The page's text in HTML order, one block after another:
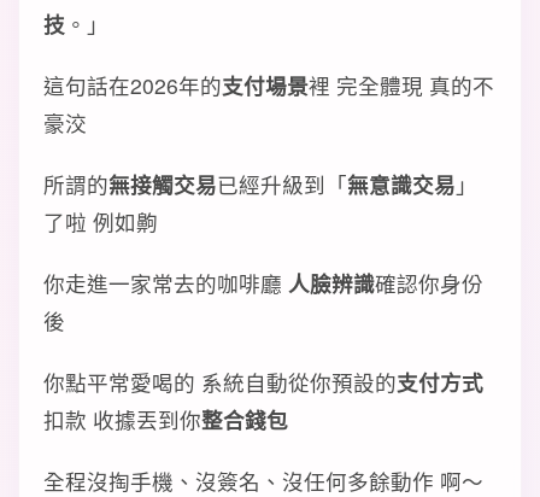
技 。」
這句話在2026年的支付場景裡 完全體現 真的不
豪洨
所謂的無接觸交易已經升級到「無意識交易 」
了啦 例如齁
你走進一家常去的咖啡廳 人臉辨識確認你身份
後
你點平常愛喝的 系統自動從你預設的支付方式
扣款 收據丟到你整合錢包
全程沒掏手機、沒簽名、沒任何多餘動作 啊～